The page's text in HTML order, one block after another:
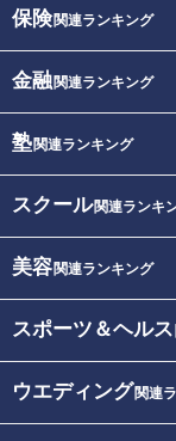
保険関連ランキング
金融関連ランキング
塾関連ランキング
スクール関連ランキ
美容関連ランキング
スポーツ＆ヘルス
ウエディング関連